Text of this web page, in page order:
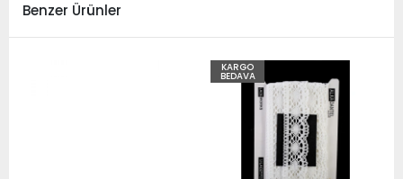
Benzer Ürünler
KARGO
BEDAVA